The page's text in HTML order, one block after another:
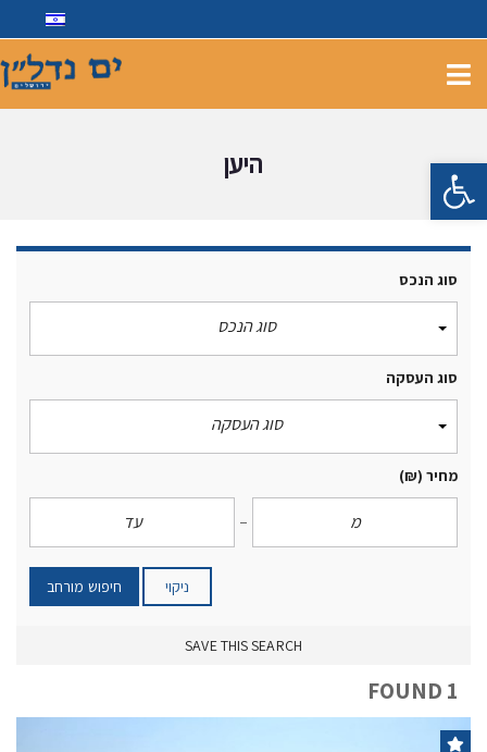
פתח סרגל נגישות היען
סוג הנכס
סוג הנכס
סוג העסקה
סוג העסקה
מחיר (₪)
ניקוי חיפוש מורחב
SAVE THIS SEARCH
1 FOUND